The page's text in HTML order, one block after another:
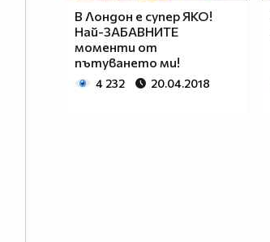
В Лондон е супер ЯКО!
Най-ЗАБАВНИТЕ
моменти от
пътуването ми!
4 232 20.04.2018